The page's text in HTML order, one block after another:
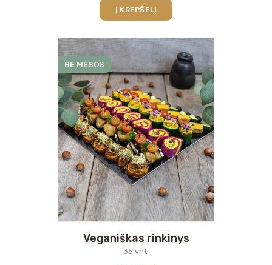
Į KREPŠELĮ
BE MĖSOS
Veganiškas rinkinys
35 vnt.